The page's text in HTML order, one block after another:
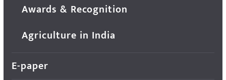
Awards & Recognition
Agriculture in India
E-paper